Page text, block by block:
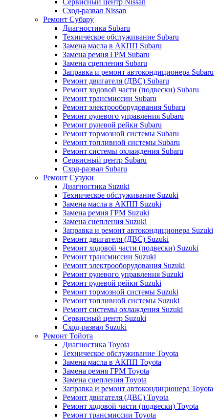
Сервисный центр Nissan
Сход-развал Nissan
Ремонт Субару
Диагностика Subaru
Техническое обслуживание Subaru
Замена масла в АКПП Subaru
Замена ремня ГРМ Subaru
Замена сцепления Subaru
Заправка и ремонт автокондиционера Subaru
Ремонт двигателя (ДВС) Subaru
Ремонт ходовой части (подвески) Subaru
Ремонт трансмиссии Subaru
Ремонт электрооборудования Subaru
Ремонт рулевого управления Subaru
Ремонт рулевой рейки Subaru
Ремонт тормозной системы Subaru
Ремонт топливной системы Subaru
Ремонт системы охлаждения Subaru
Сервисный центр Subaru
Сход-развал Subaru
Ремонт Сузуки
Диагностика Suzuki
Техническое обслуживание Suzuki
Замена масла в АКПП Suzuki
Замена ремня ГРМ Suzuki
Замена сцепления Suzuki
Заправка и ремонт автокондиционера Suzuki
Ремонт двигателя (ДВС) Suzuki
Ремонт ходовой части (подвески) Suzuki
Ремонт трансмиссии Suzuki
Ремонт электрооборудования Suzuki
Ремонт рулевого управления Suzuki
Ремонт рулевой рейки Suzuki
Ремонт тормозной системы Suzuki
Ремонт топливной системы Suzuki
Ремонт системы охлаждения Suzuki
Сервисный центр Suzuki
Сход-развал Suzuki
Ремонт Тойота
Диагностика Toyota
Техническое обслуживание Toyota
Замена масла в АКПП Toyota
Замена ремня ГРМ Toyota
Замена сцепления Toyota
Заправка и ремонт автокондиционера Toyota
Ремонт двигателя (ДВС) Toyota
Ремонт ходовой части (подвески) Toyota
Ремонт трансмиссии Toyota